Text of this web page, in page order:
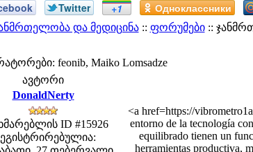
Twitter +1 Одноклассники
და მედიცინა:: ფორუმები::
feonib, Maiko Lomsadze
ავტორი
DonaldNerty
ID #15926
<a href=https://
entorno de la tecnología
equilibrado tienen un
herramientas productiva,